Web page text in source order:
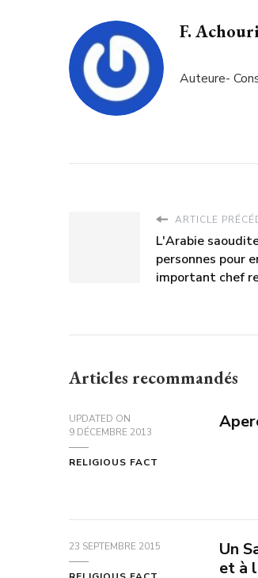
F. Achouri
Auteure-
ARTICLE
L'Arabie
personnes pour
important chef
Articles recommandés
UPDATED ON
9 DÉCEMBRE 2013
RELIGIOUS FACT
23 SEPTEMBRE 2015
Un
et à